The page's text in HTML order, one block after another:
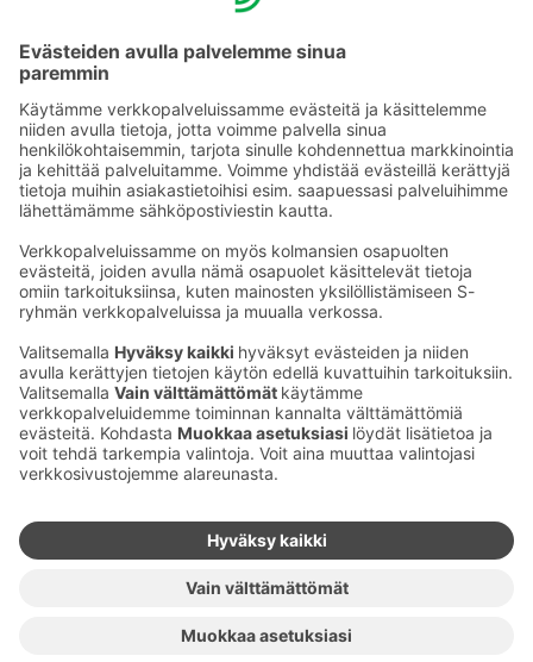
Sähköpostiosoitteet S-ryhmässä ovat muotoa
etunimi.sukunimi@sok.fi
Seuraa meitä:
Muuta evästeasetuksia